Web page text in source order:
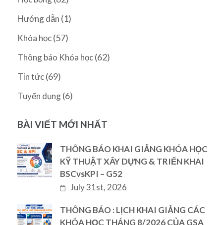
Hướng dẫn (1)
Khóa học(57)
Thông báo Khóa học(62)
Tin tức(69)
Tuyển dụng(6)
BÀI VIẾT MỚI NHẤT
THÔNG BÁO KHAI GIẢNG KHÓA HỌC
KỸ THUẬT XÂY DỰNG & TRIỂN KHAI
BSCvsKPI – G52
July 31st, 2026
THÔNG BÁO : LỊCH KHAI GIẢNG CÁC
KHÓA HỌC THÁNG 8/2026 CỦA GSA